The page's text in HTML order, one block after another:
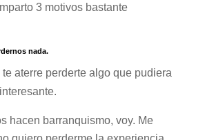
3 motivos bastante
nada.
aterre perderte algo que pudiera
hacen barranquismo, voy. Me